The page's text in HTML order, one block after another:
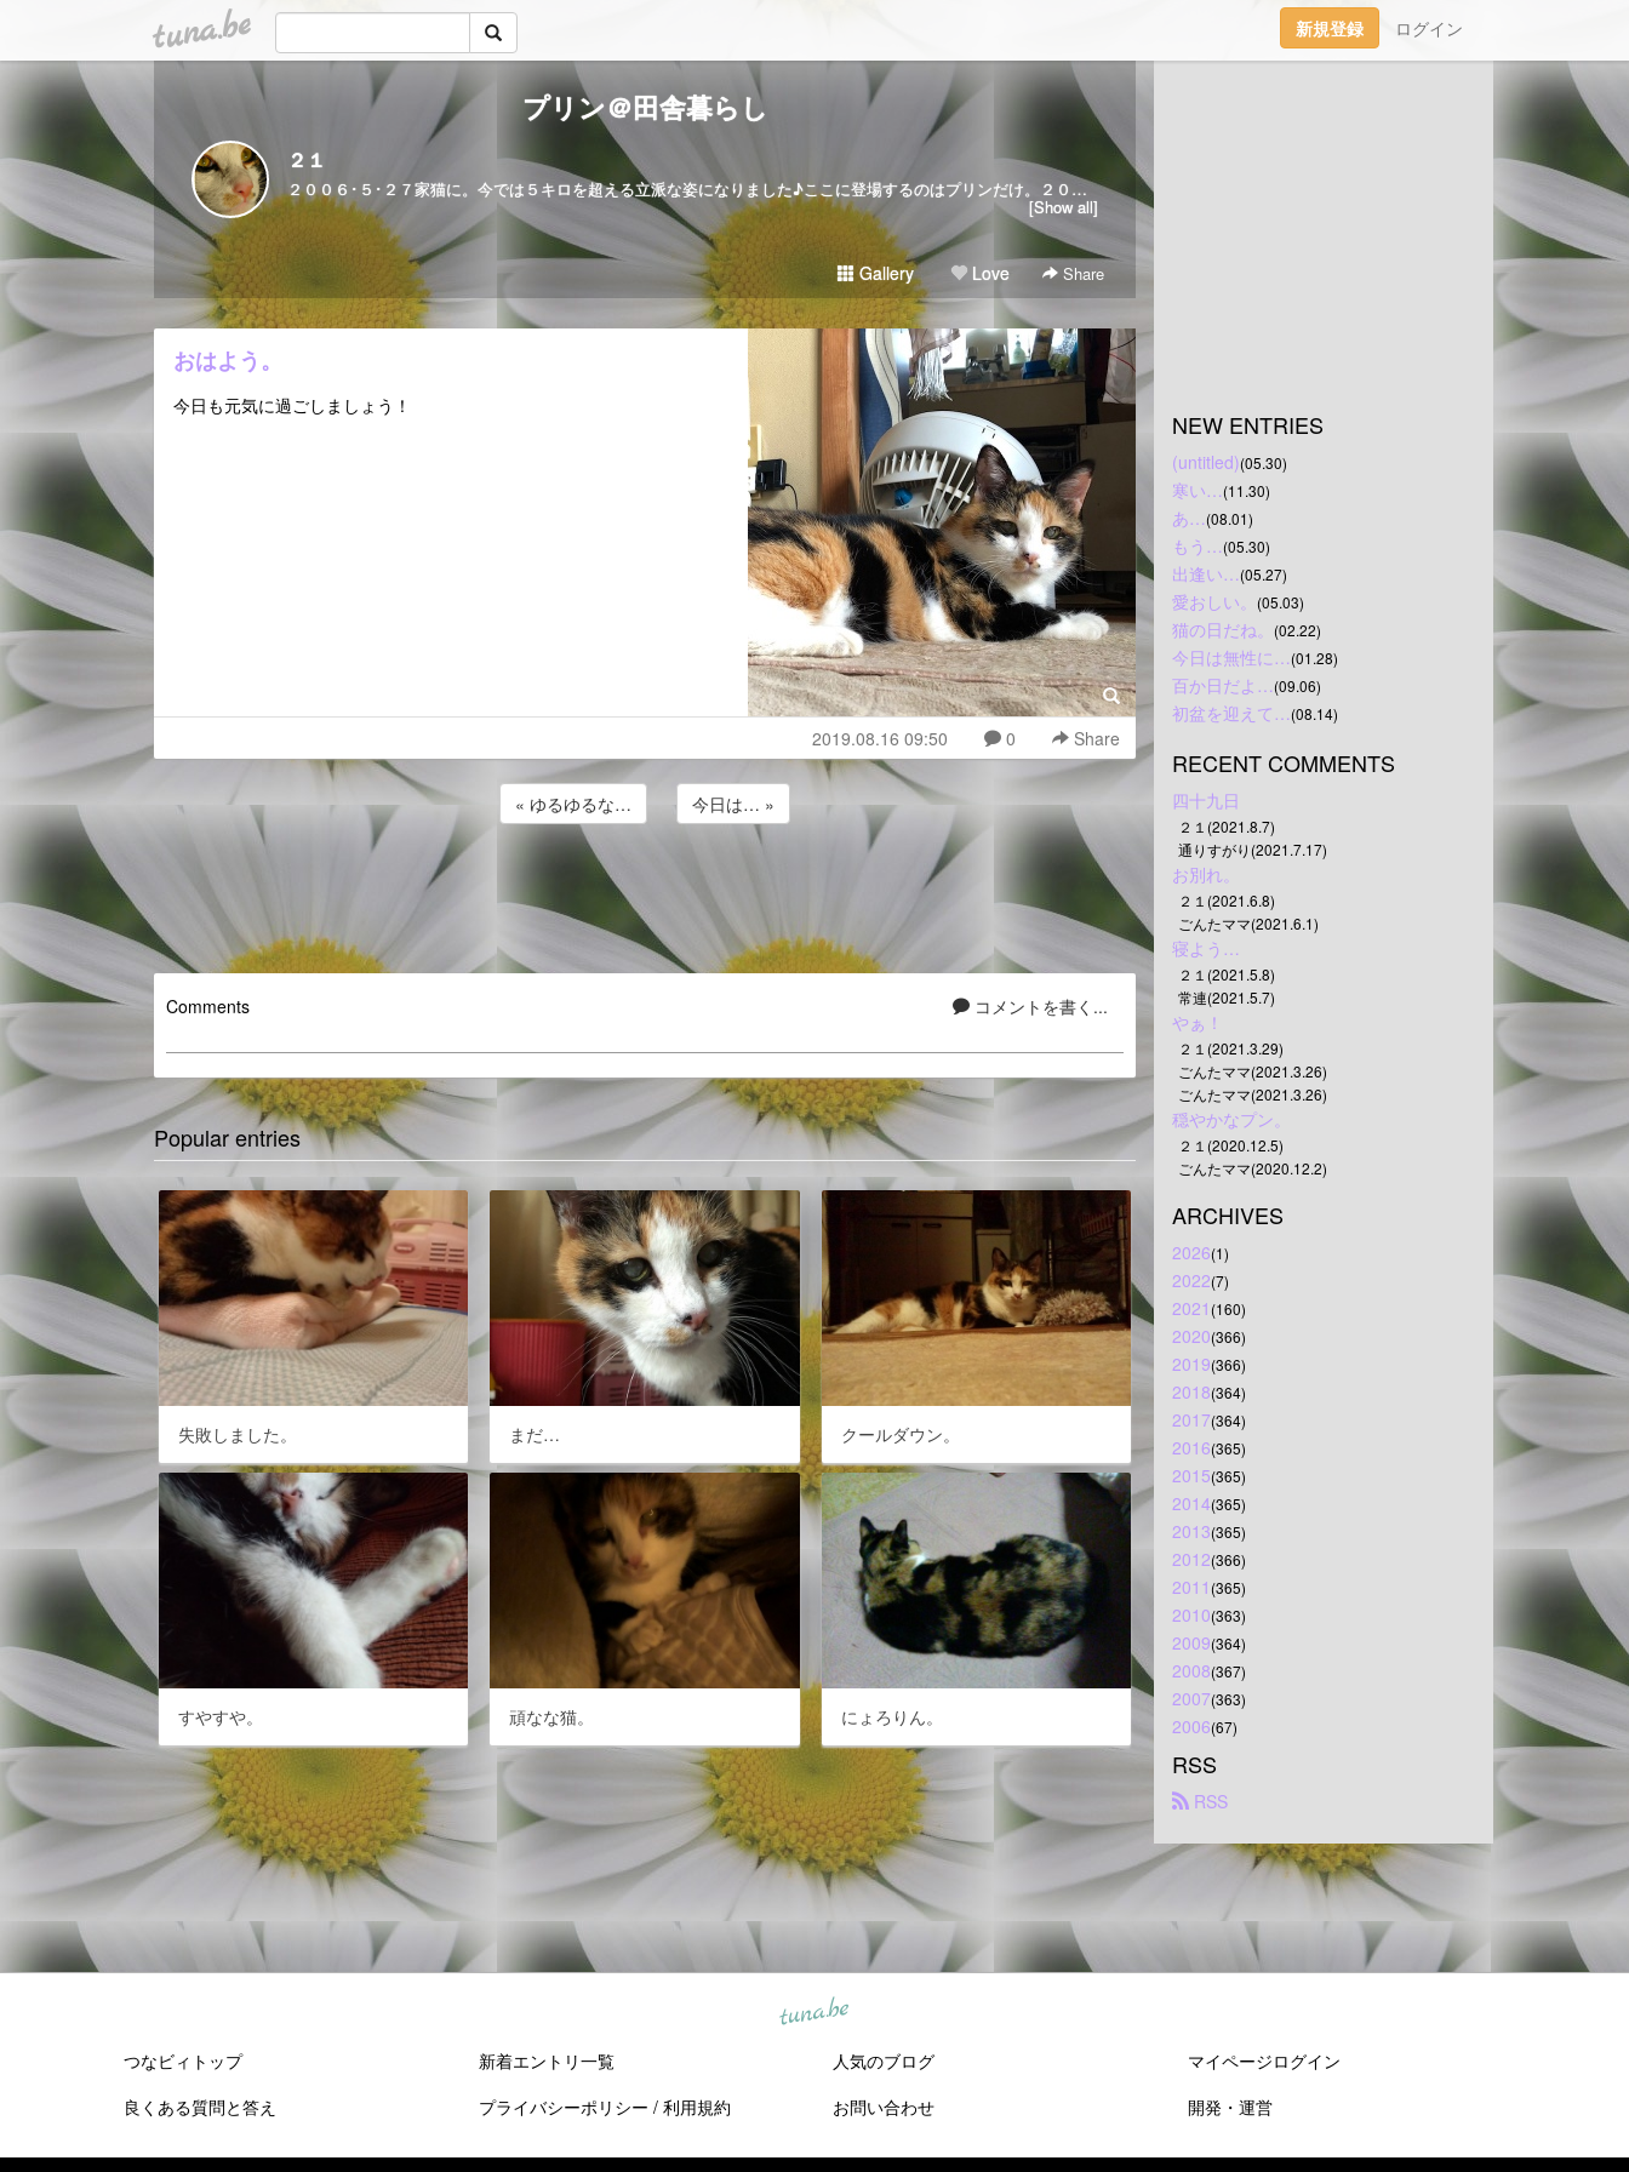
tuna.be 新規登録 ログイン
プリン＠田舎暮らし
２１
２００６･５･２７家猫に。今では５キロを超える立派な姿になりました♪ここに登場するのはプリンだけ。２０２１･５･３０虹の橋を渡りました｡
[Show all]
Gallery Love Share
おはよう。
今日も元気に過ごしましょう！
2019.08.16 09:50 0 Share
« ゆるゆるな… 今日は… »
コメントを書く...
Comments
Popular entries
失敗しました。 まだ… クールダウン。
すやすや。 頑なな猫。 にょろりん。
NEW ENTRIES
(untitled)(05.30)
寒い…(11.30)
あ…(08.01)
もう…(05.30)
出逢い…(05.27)
愛おしい。 (05.03)
猫の日だね。 (02.22)
今日は無性に…(01.28)
百か日だよ…(09.06)
初盆を迎えて…(08.14)
RECENT COMMENTS
四十九日
２１(2021.8.7)
通りすがり(2021.7.17)
お別れ。
２１(2021.6.8)
ごんたママ(2021.6.1)
寝よう…
２１(2021.5.8)
常連(2021.5.7)
やぁ！
２１(2021.3.29)
ごんたママ(2021.3.26)
ごんたママ(2021.3.26)
穏やかなプン。
２１(2020.12.5)
ごんたママ(2020.12.2)
ARCHIVES
2026(1)
2022(7)
2021 (160)
2020(366)
2019(366)
2018(364)
2017(364)
2016(365)
2015(365)
2014(365)
2013(365)
2012(366)
2011 (365)
2010(363)
2009(364)
2008(367)
2007(363)
2006(67)
RSS
RSS
tuna.be
つなビィトップ 新着エントリ一覧 人気のブログ
マイページログイン
良くある質問と答え
プライバシーポリシー / 利用規約 お問い合わせ 開発・運営